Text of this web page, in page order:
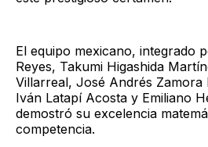
El equipo mexicano, integrado
Reyes, Takumi Higashida
Villarreal, José Andrés Zamora
Iván Latapí Acosta y Emiliano
demostró su excelencia
competencia.